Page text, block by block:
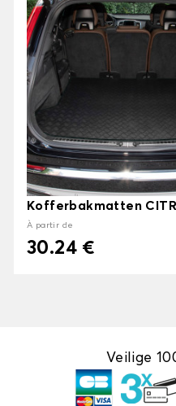
Kofferbakmatten
À partir de
30.24 €
Veilige